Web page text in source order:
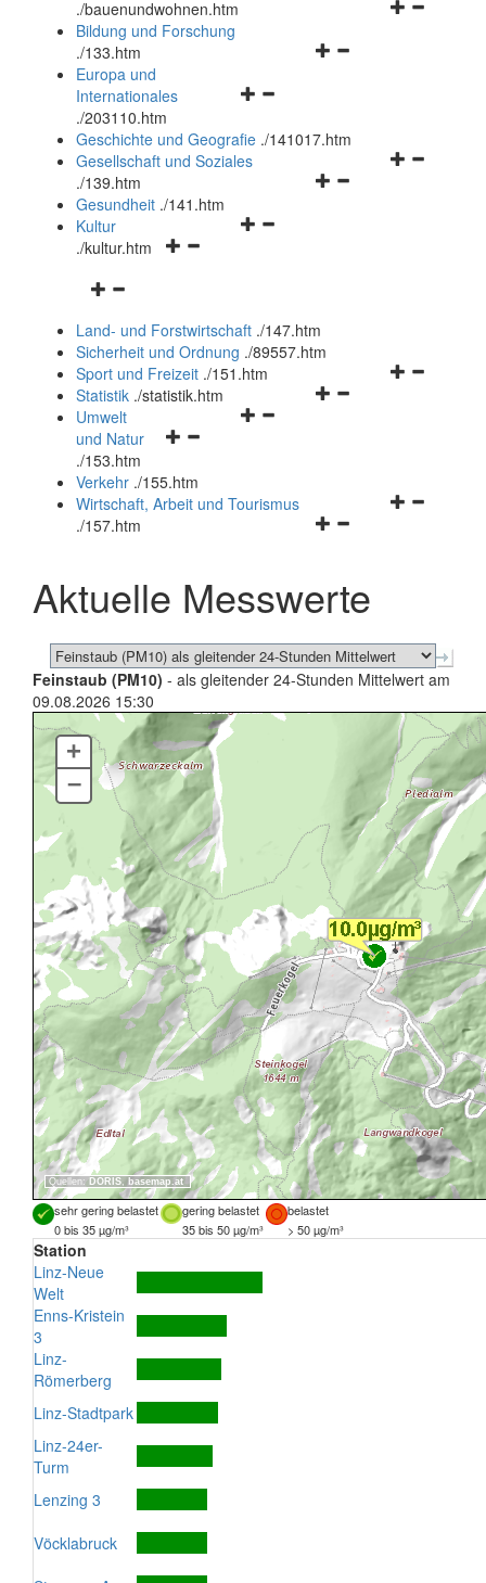
./bauenundwohnen.htm
Navigationsmenü
Bildung und Forschung
./133.htm
Navigationsmenü
und
schließen
Europa und
Internationales
./203110.htm
Geschichte und Geografie ./141017.htm
Navigationsmenü
Gesellschaft und Soziales
./139.htm
Navigationsmenü
Gesundheit ./141.htm
Navigationsmenü
Kultur
./kultur.htm
Navigationsmenü
und
schließen
Land- und Forstwirtschaft ./147.htm
Sicherheit und Ordnung ./89557.htm
Navigationsmenü
Sport und Freizeit ./151.htm
Navigationsmenü
Statistik ./statistik.htm
Navigationsmenü
und
schließen
Umwelt
und Natur
./153.htm
Verkehr ./155.htm
Navigationsmenü
schließen
Wirtschaft, Arbeit und Tourismus
./157.htm
Aktuelle Messwerte
Feinstaub (PM10) - als gleitender 24-Stunden Mittelwert am
09.08.2026 15:30
Quellen: DORIS, basemap.at
+
–
sehr gering belastet gering belastet
belastet
0 bis 35 µg/m³
35 bis 50 µg/m³ > 50 µg/m³
Station
Linz-Neue
Welt
Enns-Kristein
3
Linz-
Römerberg
Linz-Stadtpark
Linz-24er-
Turm
Lenzing 3
Vöcklabruck